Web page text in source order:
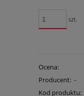
szt.
Ocena:
Producent: -
Kod produktu: